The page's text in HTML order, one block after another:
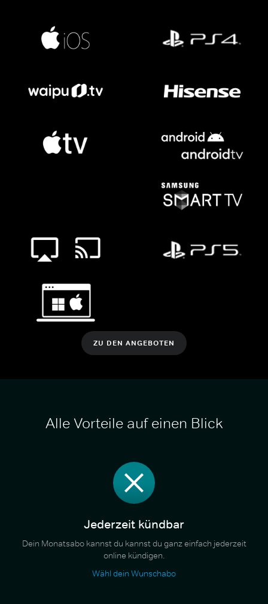
ZU DEN ANGEBOTEN
Alle Vorteile auf einen Blick
Jederzeit kündbar
Dein Monatsabo kannst du kannst du ganz einfach jederzeit
online kündigen.
Wähl dein Wunschabo